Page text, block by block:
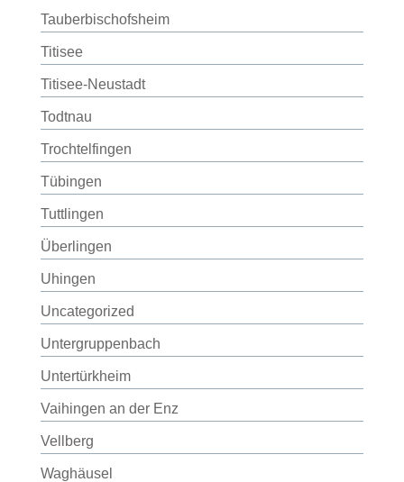
Tauberbischofsheim
Titisee
Titisee-Neustadt
Todtnau
Trochtelfingen
Tübingen
Tuttlingen
Überlingen
Uhingen
Uncategorized
Untergruppenbach
Untertürkheim
Vaihingen an der Enz
Vellberg
Waghäusel